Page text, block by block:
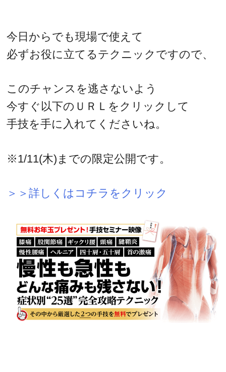
今日からでも現場で使えて
必ずお役に立てるテクニックですので、
このチャンスを逃さないよう
今すぐ以下のＵＲＬをクリックして
手技を手に入れてくださいね。
※1/11(木)までの限定公開です。
＞＞詳しくはコチラをクリック